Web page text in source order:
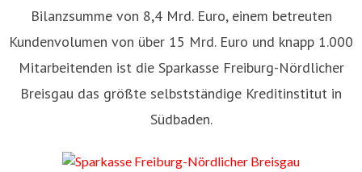
Bilanzsumme von 8,4 Mrd. Euro, einem betreuten
Kundenvolumen von über 15 Mrd. Euro und knapp 1.000
Mitarbeitenden ist die Sparkasse Freiburg-Nördlicher
Breisgau das größte selbstständige Kreditinstitut in
Südbaden.